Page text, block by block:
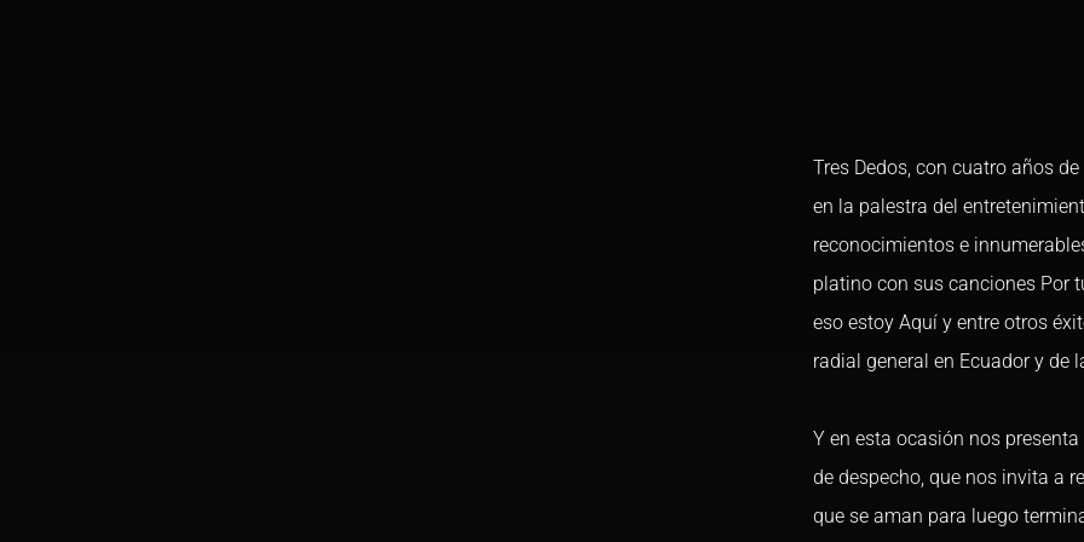
Tres Dedos, con cuatro años
en la palestra del
reconocimientos e
platino con sus canciones Por
eso estoy Aquí y entre otros
radial general en Ecuador y
Y en esta ocasión nos presenta
de despecho, que nos invita a
que se aman para luego